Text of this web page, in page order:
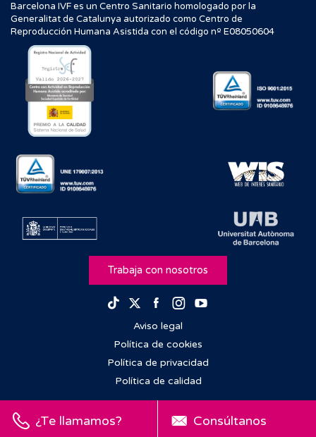
¿Te llamamos? Consúltanos
Barcelona IVF es un Centro Sanitario homologado por la
Generalitat de Catalunya autorizado como Centro de
Reproducción Humana Asistida con el código nº E08050604
Trabaja con nosotros
TikTokTwitterFacebook
Instagram
Aviso legal
Política de cookies
Política de privacidad
Política de calidad